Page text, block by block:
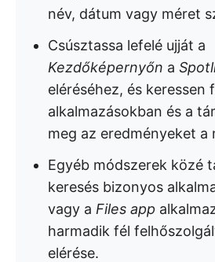
név, dátum vagy méret
Csúsztassa lefelé ujját a
Kezdőképernyőn a
eléréséhez, és keressen
alkalmazásokban és a
meg az eredményeket a
Egyéb módszerek közé
keresés bizonyos
vagy a Files app
harmadik fél
elérése.